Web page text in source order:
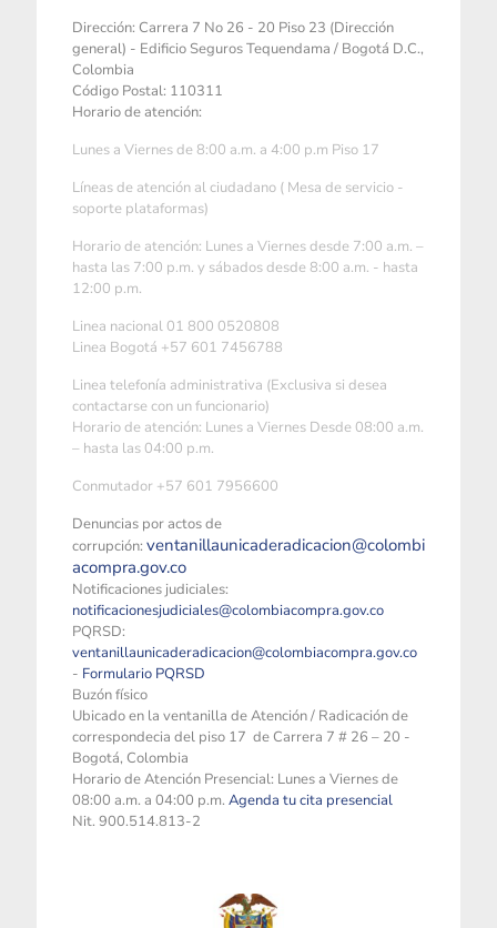
Dirección: Carrera 7 No 26 - 20 Piso 23 (Dirección
general) - Edificio Seguros Tequendama / Bogotá D.C.,
Colombia
Código Postal: 110311
Horario de atención:
Lunes a Viernes de 8:00 a.m. a 4:00 p.m Piso 17
Líneas de atención al ciudadano ( Mesa de servicio -
soporte plataformas)
Horario de atención: Lunes a Viernes desde 7:00 a.m. –
hasta las 7:00 p.m. y sábados desde 8:00 a.m. - hasta
12:00 p.m.
Linea nacional 01 800 0520808
Linea Bogotá +57 601 7456788
Linea telefonía administrativa (Exclusiva si desea
contactarse con un funcionario)
Horario de atención: Lunes a Viernes Desde 08:00 a.m.
– hasta las 04:00 p.m.
Conmutador +57 601 7956600
Denuncias por actos de
corrupción: ventanillaunicaderadicacion@colombi
acompra.gov.co
Notificaciones judiciales:
notificacionesjudiciales@colombiacompra.gov.co
PQRSD:
ventanillaunicaderadicacion@colombiacompra.gov.co
- Formulario PQRSD
Buzón físico
Ubicado en la ventanilla de Atención / Radicación de
correspondecia del piso 17 de Carrera 7 # 26 – 20 -
Bogotá, Colombia
Horario de Atención Presencial: Lunes a Viernes de
08:00 a.m. a 04:00 p.m. Agenda tu cita presencial
Nit. 900.514.813-2